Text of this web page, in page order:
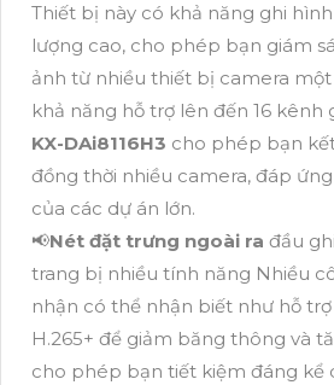
Thiết bị này có khả năng ghi
lượng cao, cho phép bạn giám
ảnh từ nhiều thiết bị camera một
khả năng hỗ trợ lên đến 16 kênh
KX-DAi8116H3 cho phép bạn
đồng thời nhiều camera, đáp
của các dự án lớn.
📢Nét đặt trưng ngoài ra đầu
trang bị nhiều tính năng Nhiều
nhận có thể nhận biết như hỗ
H.265+ để giảm băng thông và
cho phép bạn tiết kiệm đáng kể